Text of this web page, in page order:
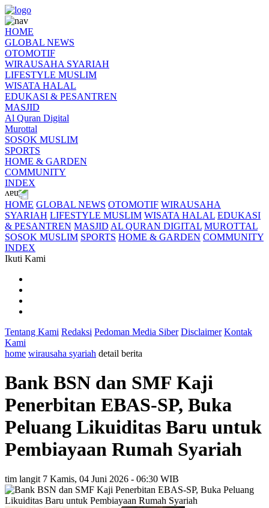
HOME
GLOBAL NEWS
OTOMOTIF
WIRAUSAHA SYARIAH
LIFESTYLE MUSLIM
WISATA HALAL
EDUKASI & PESANTREN
MASJID
Al Quran Digital
Murottal
SOSOK MUSLIM
SPORTS
HOME & GARDEN
COMMUNITY
INDEX
HOME GLOBAL NEWS OTOMOTIF WIRAUSAHA
SYARIAH LIFESTYLE MUSLIM WISATA HALAL EDUKASI
& PESANTREN MASJID AL QURAN DIGITAL MUROTTAL
SOSOK MUSLIM SPORTS HOME & GARDEN COMMUNITY
INDEX
Ikuti Kami
Tentang Kami Redaksi Pedoman Media Siber Disclaimer Kontak
Kami
home wirausaha syariah detail berita
Bank BSN dan SMF Kaji
Penerbitan EBAS-SP, Buka
Peluang Likuiditas Baru untuk
Pembiayaan Rumah Syariah
tim langit 7 Kamis, 04 Juni 2026 - 06:30 WIB